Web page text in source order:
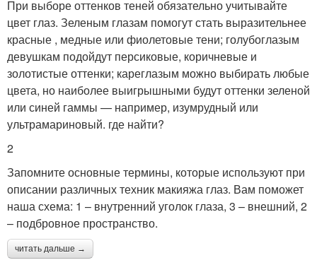
При выборе оттенков теней обязательно учитывайте
цвет глаз. Зеленым глазам помогут стать выразительнее
красные , медные или фиолетовые тени; голубоглазым
девушкам подойдут персиковые, коричневые и
золотистые оттенки; кареглазым можно выбирать любые
цвета, но наиболее выигрышными будут оттенки зеленой
или синей гаммы — например, изумрудный или
ультрамариновый. где найти?
2
Запомните основные термины, которые используют при
описании различных техник макияжа глаз. Вам поможет
наша схема: 1 – внутренний уголок глаза, 3 – внешний, 2
– подбровное пространство.
читать дальше →